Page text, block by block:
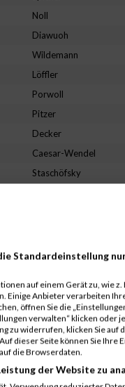
Noll
Diawuoh
Wildemann
Löffler
Porwoll
Pitzer
Decker
Caesar-Wendel
Staschöfsky
Hermann
Lehmbruck
Eim
Flügge
Voß
Halberstadt
Standardeinstellung
auf einem Gerät zu, wie z.
Einige Anbieter verarbeiten
öffnen Sie die
verwalten“ klicken oder
zu widerrufen, klicken Sie auf
dieser Seite können Sie
die Browserdaten.
der Website zu